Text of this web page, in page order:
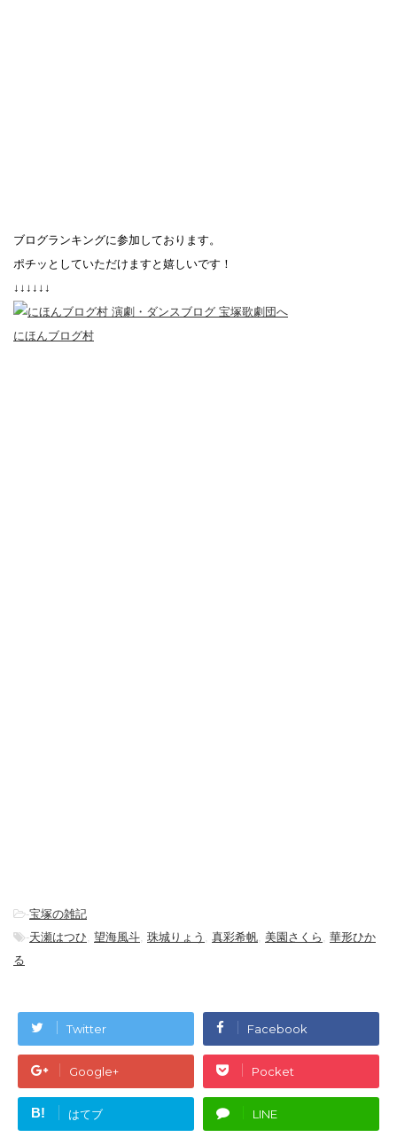
ブログランキングに参加しております。
ポチッとしていただけますと嬉しいです！
↓↓↓↓↓↓
にほんブログ村
-宝塚の雑記
-天瀬はつひ, 望海風斗, 珠城りょう , 真彩希帆, 美園さくら , 華形ひか
る
Twitter Facebook
Google+ Pocket
B! はてブ LINE